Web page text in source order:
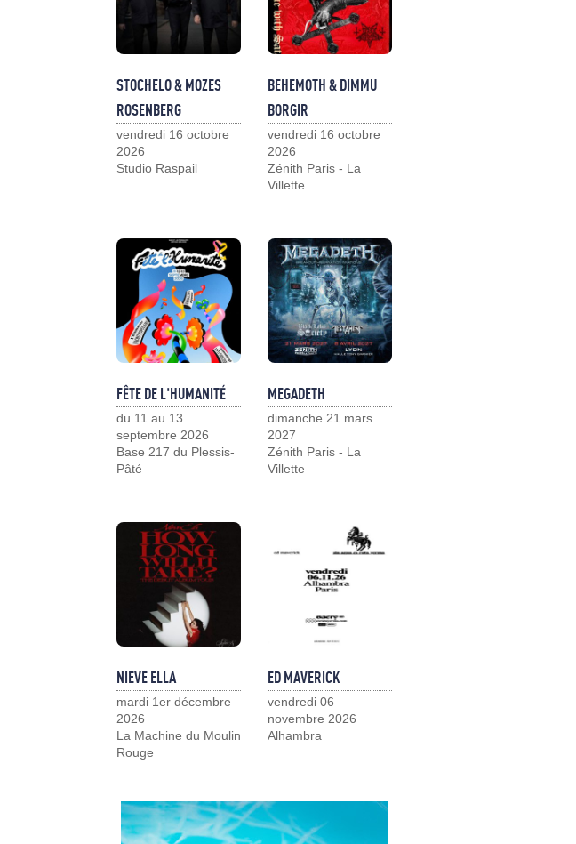
STOCHELO & MOZES
ROSENBERG
vendredi 16 octobre
2026
Studio Raspail
BEHEMOTH & DIMMU
BORGIR
vendredi 16 octobre
2026
Zénith Paris - La
Villette
FÊTE DE L'HUMANITÉ
du 11 au 13
septembre 2026
Base 217 du Plessis-
Pâté
MEGADETH
dimanche 21 mars
2027
Zénith Paris - La
Villette
NIEVE ELLA
mardi 1er décembre
2026
La Machine du Moulin
Rouge
ED MAVERICK
vendredi 06
novembre 2026
Alhambra